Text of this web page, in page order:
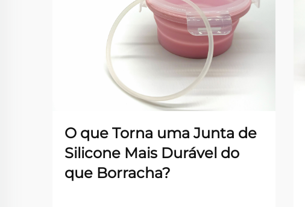
O que Torna uma Junta de
Silicone Mais Durável do
que Borracha?